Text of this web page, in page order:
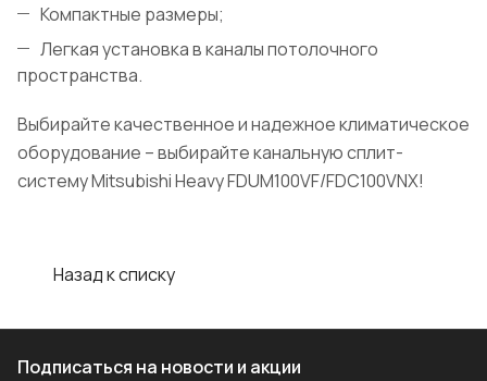
Компактные размеры;
Легкая установка в каналы потолочного
пространства.
Выбирайте качественное и надежное климатическое
оборудование – выбирайте канальную сплит-
систему Mitsubishi Heavy FDUM100VF/FDC100VNX!
Назад к списку
Подписаться на новости и акции